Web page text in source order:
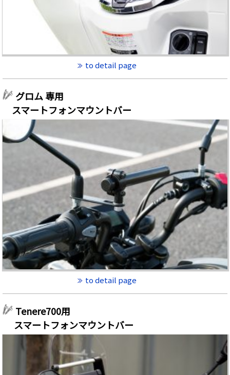
to detail page
グロム 専用
スマートフォンマウントバー
to detail page
Tenere700用
スマートフォンマウントバー